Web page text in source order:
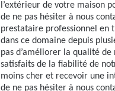
l’extérieur de votre maison
de ne pas hésiter à nous
prestataire professionnel en
dans ce domaine depuis
pas d’améliorer la qualité
satisfaits de la fiabilité de
moins cher et recevoir une
de ne pas hésiter à nous